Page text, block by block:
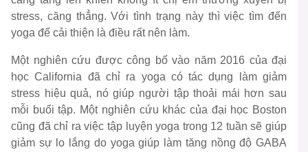
stress, căng thẳng. Với tình trạng này thì việc tìm đến
yoga để cải thiện là điều rất nên làm.
Một nghiên cứu được công bố vào năm 2016 của đại
học California đã chỉ ra yoga có tác dụng làm giảm
stress hiệu quả, nó giúp người tập thoải mái hơn sau
mỗi buổi tập. Một nghiên cứu khác của đại học Boston
cũng đã chỉ ra việc tập luyện yoga trong 12 tuần sẽ giúp
giảm sự lo lắng do yoga giúp làm tăng nồng độ GABA